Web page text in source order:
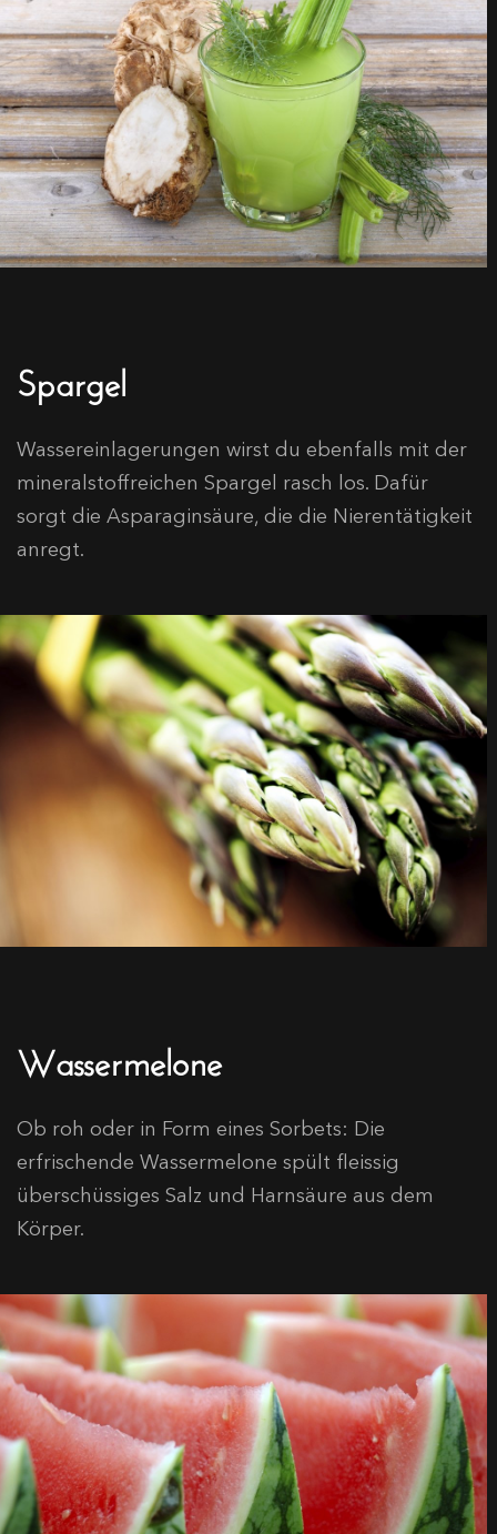
Spargel
Wassereinlagerungen wirst du ebenfalls mit der
mineralstoffreichen Spargel rasch los. Dafür
sorgt die Asparaginsäure, die die Nierentätigkeit
anregt.
Wassermelone
Ob roh oder in Form eines Sorbets: Die
erfrischende Wassermelone spült fleissig
überschüssiges Salz und Harnsäure aus dem
Körper.